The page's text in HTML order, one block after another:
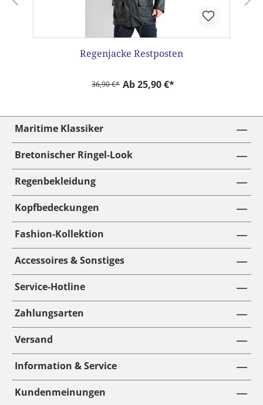
Regenjacke Restposten
36,90 €* Ab 25,90 €*
Maritime Klassiker
Bretonischer Ringel-Look
Regenbekleidung
Kopfbedeckungen
Fashion-Kollektion
Accessoires & Sonstiges
Service-Hotline
Zahlungsarten
Versand
Information & Service
Kundenmeinungen